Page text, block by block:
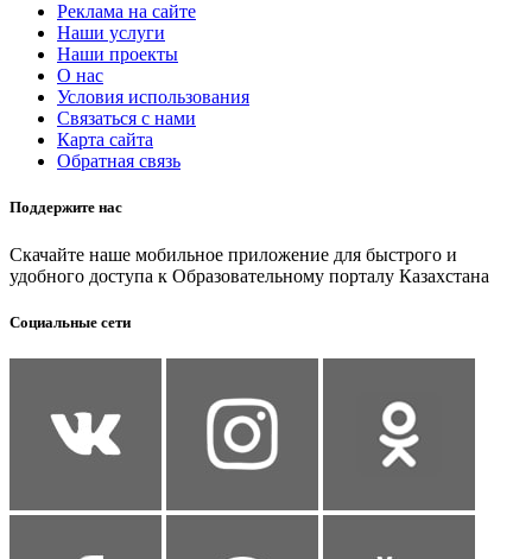
Реклама на сайте
Наши услуги
Наши проекты
О нас
Условия использования
Связаться с нами
Карта сайта
Обратная связь
Поддержите нас
Скачайте наше мобильное приложение для быстрого и
удобного доступа к Образовательному порталу Казахстана
Социальные сети